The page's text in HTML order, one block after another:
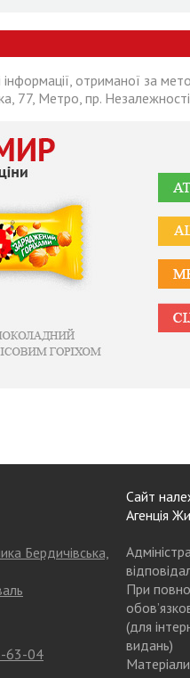
інформації, отриманої за
77, Метро, пр.
Бердичівська,
63-04
Сайт
Агенція
При
(для
видань)